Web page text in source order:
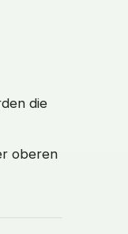
die
oberen